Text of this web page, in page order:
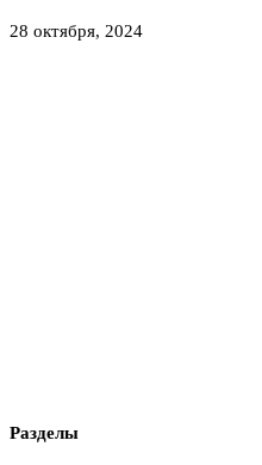
28 октября, 2024
Разделы